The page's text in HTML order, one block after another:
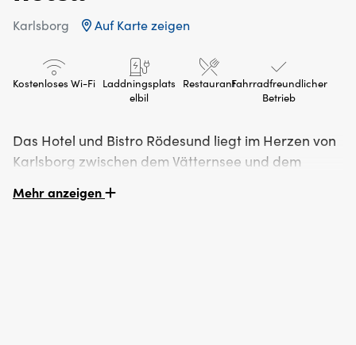
Karlsborg Auf Karte zeigen
Kostenloses Wi-Fi Laddningsplats
elbil
RestaurantFahrradfreundlicher
Betrieb
Das Hotel und Bistro Rödesund liegt im Herzen von
Karlsborg zwischen dem Vätternsee und dem
und einen kurzen Spaziergang von der Festung
Mehr anzeigen